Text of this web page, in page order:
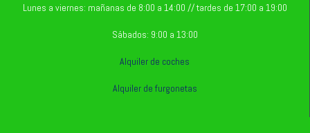
Lunes a viernes: mañanas de 8:00 a 14:00 // tardes de 17:00 a 19:00
Sábados: 9:00 a 13:00
Alquiler de coches
Alquiler de furgonetas